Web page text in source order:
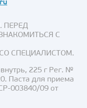
ПЕРЕД
С
СО СПЕЦИАЛИСТОМ.
225 г Рег. №
Паста для приема
003840/09 от